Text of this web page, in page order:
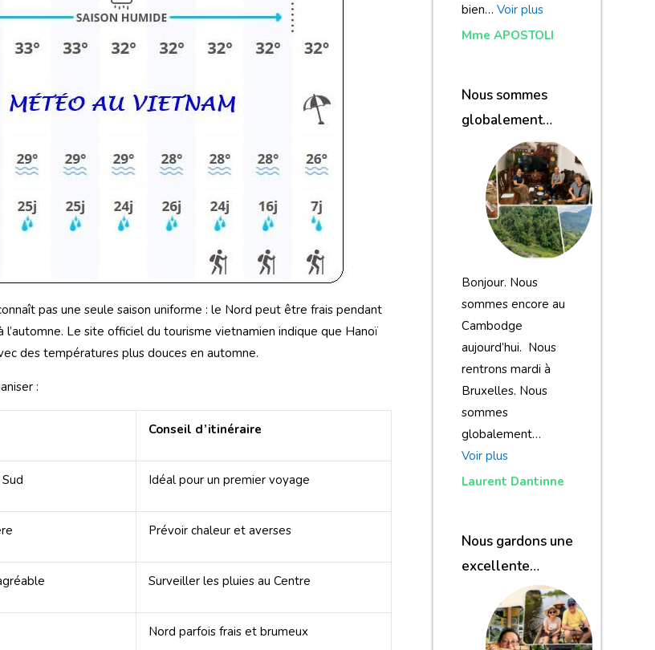
pas une seule saison uniforme : le Nord peut être frais pendant
Le site officiel du tourisme vietnamien indique que Hanoï
des températures plus douces en automne.
:
Conseil d’itinéraire
Idéal pour un premier voyage
Prévoir chaleur et averses
Surveiller les pluies au Centre
Nord parfois frais et brumeux
bien… Voir plus
Mme APOSTOLI
Nous sommes
globalement
satisfaits du
voyage
Bonjour. Nous
sommes encore au
Cambodge
aujourd’hui. Nous
rentrons mardi à
Bruxelles. Nous
sommes
globalement…
Voir plus
Laurent Dantinne
Nous gardons une
excellente
impression de
notre voyage et de
votre agence